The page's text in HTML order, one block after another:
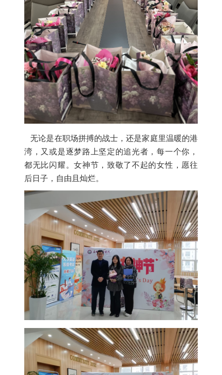
无论是在职场拼搏的战士，还是家庭里温暖的港
湾，又或是逐梦路上坚定的追光者，每一个你，
都无比闪耀。女神节，致敬了不起的女性，愿往
后日子，自由且灿烂。